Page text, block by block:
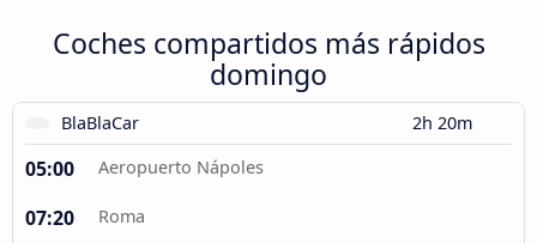
Coches compartidos más rápidos
domingo
BlaBlaCar 2h 20m
05:00 Aeropuerto Nápoles
07:20 Roma